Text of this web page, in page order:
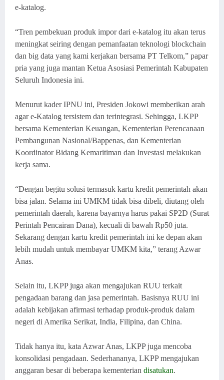
e-katalog.
“Tren pembekuan produk impor dari e-katalog itu akan terus
meningkat seiring dengan pemanfaatan teknologi blockchain
dan big data yang kami kerjakan bersama PT Telkom,” papar
pria yang juga mantan Ketua Asosiasi Pemerintah Kabupaten
Seluruh Indonesia ini.
Menurut kader IPNU ini, Presiden Jokowi memberikan arah
agar e-Katalog tersistem dan terintegrasi. Sehingga, LKPP
bersama Kementerian Keuangan, Kementerian Perencanaan
Pembangunan Nasional/Bappenas, dan Kementerian
Koordinator Bidang Kemaritiman dan Investasi melakukan
kerja sama.
“Dengan begitu solusi termasuk kartu kredit pemerintah akan
bisa jalan. Selama ini UMKM tidak bisa dibeli, diutang oleh
pemerintah daerah, karena bayarnya harus pakai SP2D (Surat
Perintah Pencairan Dana), kecuali di bawah Rp50 juta.
Sekarang dengan kartu kredit pemerintah ini ke depan akan
lebih mudah untuk membayar UMKM kita,” terang Azwar
Anas.
Selain itu, LKPP juga akan mengajukan RUU terkait
pengadaan barang dan jasa pemerintah. Basisnya RUU ini
adalah kebijakan afirmasi terhadap produk-produk dalam
negeri di Amerika Serikat, India, Filipina, dan China.
Tidak hanya itu, kata Azwar Anas, LKPP juga mencoba
konsolidasi pengadaan. Sederhananya, LKPP mengajukan
anggaran besar di beberapa kementerian disatukan.